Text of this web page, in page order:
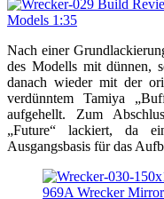
Nach einer
des Modells mit dünnen,
danach wieder mit der
verdünntem Tamiya
aufgehellt. Zum
„Future“ lackiert, da
Ausgangsbasis für das